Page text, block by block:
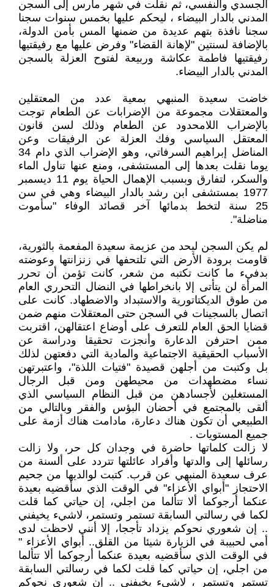
الجسدي والنفسي، ثم نقلت في شهر مارس إلى السجن
المدني بالدار البيضاء ، ليحكم عليها بخمس سنوات سجنا
سجنا نافذة بتهم عديدة من ضمنها المس بأمن الدولة،
بالإضافة لسنتين "لإهانة القضاء" وفرض عليها مع رفيقتيها
رفيقتيها فاطمة عكاشة وربيعة لفتوح العزلة بالسجن
المدني بالدار البيضاء.
خاضت سعيدة المنبهي بمعية عدد من المعتقلين
والمعتقلات مجموعة من الإضرابات عن الطعام توجت
بالإضراب اللامحدود عن الطعام وذلك لسن قانون
المعتقل السياسي وفك العزلة عن الرفيقات وعن
المناضل إبراهيم السرفاتي، وهو الإضراب الذي دام 34
يوما نقلت بعدها إلى المستشفى، ومنع عنها تناول الماء
والسكر، لتفارق وبسبب الإهمال الحياة يوم 11 ديسمبر
1977 بمستشفى ابن رشد بالدار البيضاء وهي في سن
25 سنة لتخط بدمائها آخر قصائد الوفاء "سأموت
مناضلة".
لم يكن السجن ليحد من عزيمة سعيدة المفعمة بالثورية،
قاومت برودة الأرض التي تلتحفها في زنزانتها وعوضته
بدفيء ما كانت تكتبه من شعر، كانت تؤمن أن تحرر
المرأة لن يتأتى إلا بانخراطها في النضال التحرري العام
من طوق الديكتاتورية والاستبداد والاضطهاد. كانت على
اتصال بالسجينات في السجن حتى المعتقلات منهم ضمن
قضايا الحق العام للتعرف على أوضاع اعتقالهن، اقتربت
ممن احترفن الدعارة وأنجزت تحقيقا ودراسة عن
الأسباب الحقيقية الاجتماعية والمادية التي دفعتهن لذلك
بل وكتبت من أجلهن قصيدة "فتيات اللذة"، واعتبرتهن
نساء مضطهدات من محيطهن ومن قبل الرجال
المستغلين لأجسادهن من قبل النظام السياسي الذي
ألقى بالمجتمع في أحضان البؤس والفقر وبالتالي من
الطبيعي أن تكون هناك دعارة، مادامت هناك أزمة على
جميع المستويات .
لا زالت كلماتها حاضرة في وجدان كل حر، ولا زالت
رسائلها إلى والدتها وأفراد عائلتها تتردد على ألسنة من
عرف سعيدة المنبهي عن قرب. كتبت لوالديها من جحيم
الاحتجاز "أبواي الأعزاء" في الوقت الذي سأقضيه بعيدة
عنكما أرجوكما ألا تتألما من اجلي، إن حياتي كما قلت
لكما في رسالتي السابقة تستمر وتستمر، لاشيء يخيفني
.. إن شعوري نحوكم يزداد تأججا، إلا أنني لاحظت لدى
أمي لحبيبة في الزيارة شيئا من القلق.. أبواي الأعزاء "
في الوقت الذي سأقضيه بعيدة عنكما أرجوكما ألا تتألما
من اجلي، إن حياتي كما قلت لكما في رسالتي السابقة
تستمر وتستمر ، لاشيء يخيفني .. إن شعوري نحوكم